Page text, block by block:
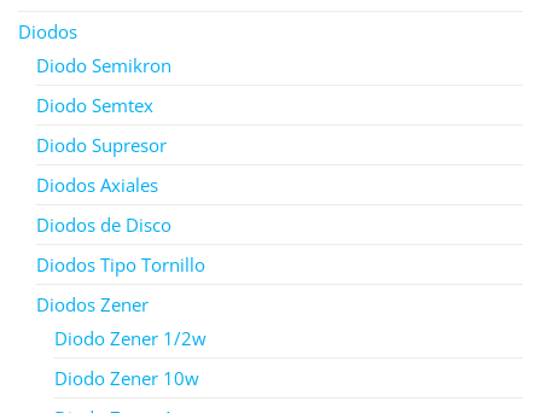
Diodos
Diodo Semikron
Diodo Semtex
Diodo Supresor
Diodos Axiales
Diodos de Disco
Diodos Tipo Tornillo
Diodos Zener
Diodo Zener 1/2w
Diodo Zener 10w